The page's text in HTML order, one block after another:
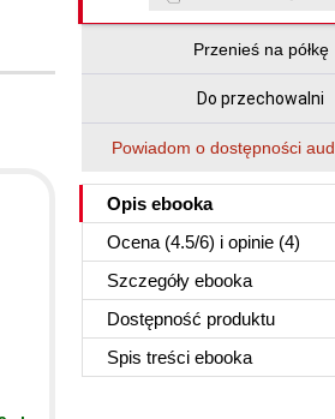
Przenieś na półkę
Do przechowalni
Powiadom o dostępności
Opis ebooka
Ocena (4.5/6) i opinie (4)
Szczegóły ebooka
Dostępność produktu
Spis treści ebooka